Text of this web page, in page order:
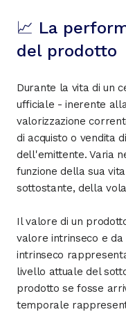
📈 La
del prodotto
Durante la vita di un
ufficiale - inerente
valorizzazione
di acquisto o vendita
dell'emittente. Varia
funzione della sua
sottostante, della
Il valore di un
valore intrinseco e
intrinseco
livello attuale del
prodotto se fosse
temporale